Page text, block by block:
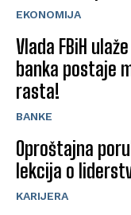
EKONOMIJA
Vlada FBiH
banka postaje
rasta!
BANKE
Oproštajna
lekcija o
KARIJERA